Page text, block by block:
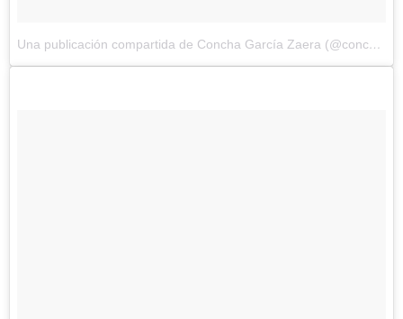
Una publicación compartida de Concha García Zaera (@conchagzaera)